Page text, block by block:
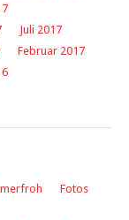
Juli 2017
Februar 2017
Fotos